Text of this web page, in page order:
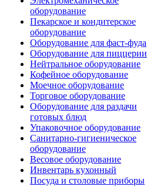
оборудование
Пекарское и кондитерское
оборудование
Оборудование для фаст-фуда
Оборудование для пиццерии
Нейтральное оборудование
Кофейное оборудование
Моечное оборудование
Торговое оборудование
Оборудование для раздачи
готовых блюд
Упаковочное оборудование
Санитарно-гигиеническое
оборудование
Весовое оборудование
Инвентарь кухонный
Посуда и столовые приборы